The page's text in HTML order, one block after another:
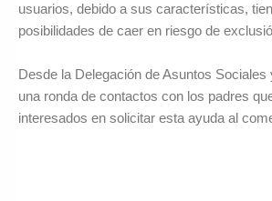
usuarios, debido a sus características,
posibilidades de caer en riesgo de
Desde la Delegación de Asuntos Sociales
una ronda de contactos con los padres
interesados en solicitar esta ayuda al